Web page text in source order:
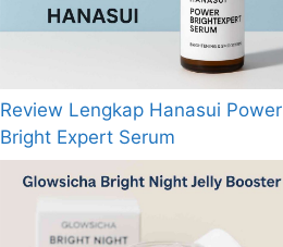
Review Lengkap Hanasui Power
Bright Expert Serum